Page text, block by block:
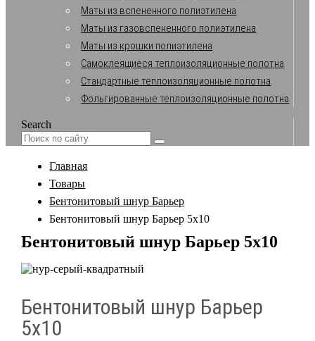
Маты из вспененного полиэтилена
Маты из газовспененного полиэтилена
Маты из крошки полиэтилена
Самоклеящиеся теплоизоляционные полотна
Стандартные теплоизоляционные полотна
Фольгированные теплоизоляционные полотна
Search
Главная
Товары
Бентонитовый шнур Барьер
Бентонитовый шнур Барьер 5х10
Бентонитовый шнур Барьер 5х10
Бентонитовый шнур Барьер
5х10